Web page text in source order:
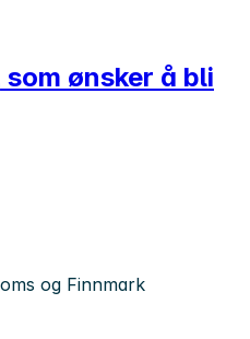
ønsker å bli
og Finnmark